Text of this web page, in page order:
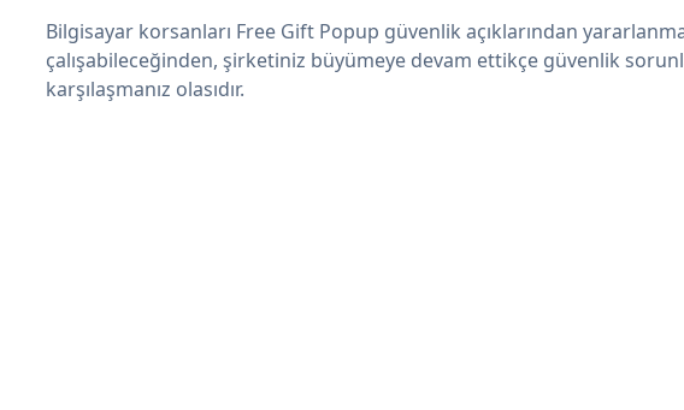
Bilgisayar korsanları Free Gift Popup güvenlik açıklarından
çalışabileceğinden, şirketiniz büyümeye devam ettikçe güvenlik
karşılaşmanız olasıdır.